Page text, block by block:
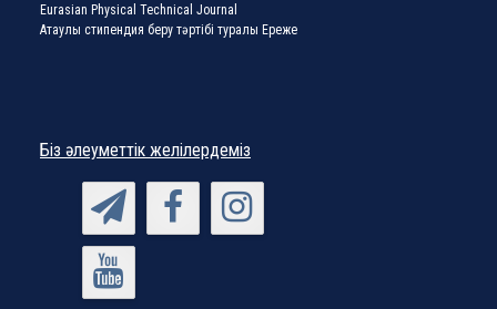
Eurasian Physical Technical Journal
Атаулы стипендия беру тәртібі туралы Ереже
Біз әлеуметтік желілердеміз